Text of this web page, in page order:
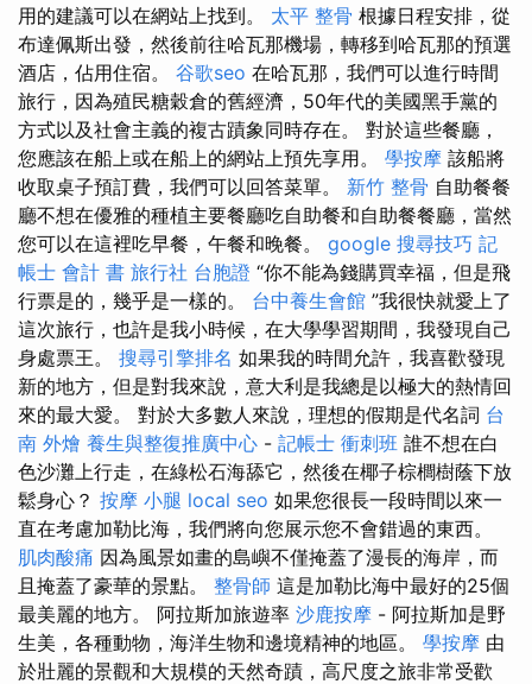
用的建議可以在網站上找到。 太平 整骨 根據日程安排，從
布達佩斯出發，然後前往哈瓦那機場，轉移到哈瓦那的預選
酒店，佔用住宿。 谷歌seo 在哈瓦那，我們可以進行時間
旅行，因為殖民糖穀倉的舊經濟，50年代的美國黑手黨的
方式以及社會主義的複古蹟象同時存在。 對於這些餐廳，
您應該在船上或在船上的網站上預先享用。 學按摩 該船將
收取桌子預訂費，我們可以回答菜單。 新竹 整骨 自助餐餐
廳不想在優雅的種植主要餐廳吃自助餐和自助餐餐廳，當然
您可以在這裡吃早餐，午餐和晚餐。 google 搜尋技巧 記
帳士 會計 書 旅行社 台胞證 “你不能為錢購買幸福，但是飛
行票是的，幾乎是一樣的。 台中養生會館 ”我很快就愛上了
這次旅行，也許是我小時候，在大學學習期間，我發現自己
身處票王。 搜尋引擎排名 如果我的時間允許，我喜歡發現
新的地方，但是對我來說，意大利是我總是以極大的熱情回
來的最大愛。 對於大多數人來說，理想的假期是代名詞 台
南 外燴 養生與整復推廣中心 - 記帳士 衝刺班 誰不想在白
色沙灘上行走，在綠松石海舔它，然後在椰子棕櫚樹蔭下放
鬆身心？ 按摩 小腿 local seo 如果您很長一段時間以來一
直在考慮加勒比海，我們將向您展示您不會錯過的東西。
肌肉酸痛 因為風景如畫的島嶼不僅掩蓋了漫長的海岸，而
且掩蓋了豪華的景點。 整骨師 這是加勒比海中最好的25個
最美麗的地方。 阿拉斯加旅遊率 沙鹿按摩 - 阿拉斯加是野
生美，各種動物，海洋生物和邊境精神的地區。 學按摩 由
於壯麗的景觀和大規模的天然奇蹟，高尺度之旅非常受歡